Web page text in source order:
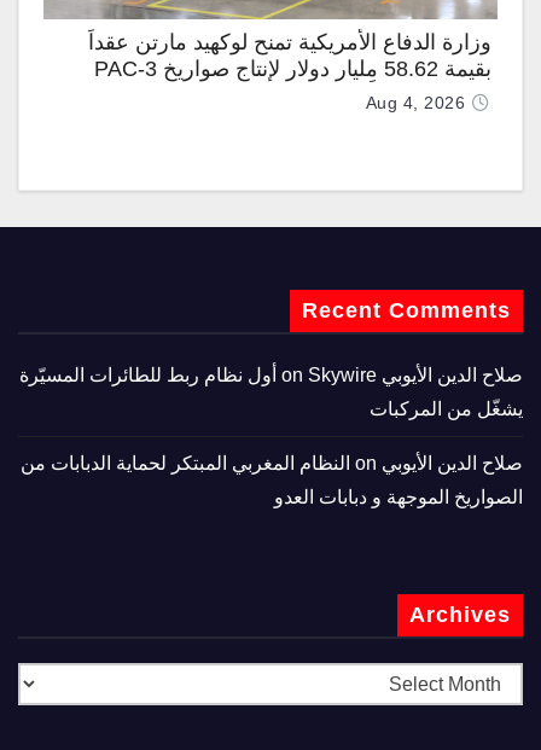
وزارة الدفاع الأمريكية تمنح لوكهيد مارتن عقداً
بقيمة 58.62 مليار دولار لإنتاج صواريخ PAC-3
المطوّرة دعماً لـ “ترسانة الحرية”
Aug 4, 2026
Recent Comments
صلاح الدين الأيوبي
Skywire أول نظام ربط للطائرات المسيّرة
يشغّل من المركبات
صلاح الدين الأيوبي
النظام المغربي المبتكر لحماية الدبابات من
الصواريخ الموجهة و دبابات العدو
Archives